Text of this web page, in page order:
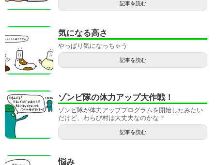
記事を読む
気になる高さ
やっぱり気になっちゃう
記事を読む
ゾンビ隊の体力アップ大作戦！
ゾンビ隊が体力アッププログラムを開始したみたい
だけど、わらび村は大丈夫なのかな？
記事を読む
悩み